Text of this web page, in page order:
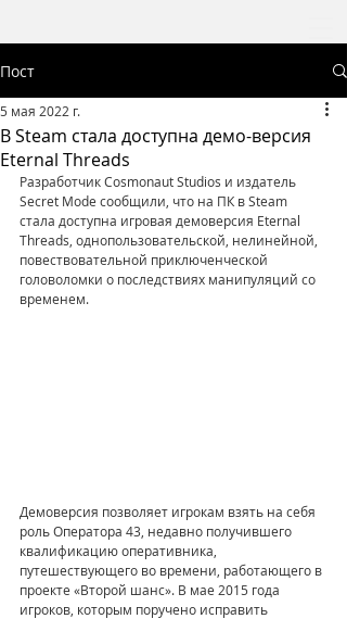
Пост
В Steam стала доступна демо-версия
Eternal Threads
5 мая 2022 г.
Разработчик Cosmonaut Studios и издатель
Secret Mode сообщили, что на ПК в Steam
стала доступна игровая демоверсия Eternal
Threads, однопользовательской, нелинейной,
повествовательной приключенческой
головоломки о последствиях манипуляций со
временем.
Демоверсия позволяет игрокам взять на себя
роль Оператора 43, недавно получившего
квалификацию оперативника,
путешествующего во времени, работающего в
проекте «Второй шанс». В мае 2015 года
игроков, которым поручено исправить